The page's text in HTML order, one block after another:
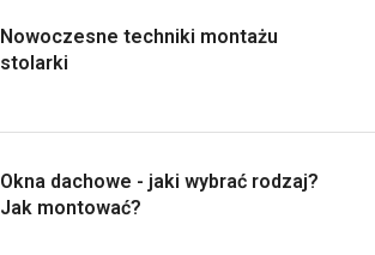
Nowoczesne techniki montażu
stolarki
Okna dachowe - jaki wybrać rodzaj?
Jak montować?